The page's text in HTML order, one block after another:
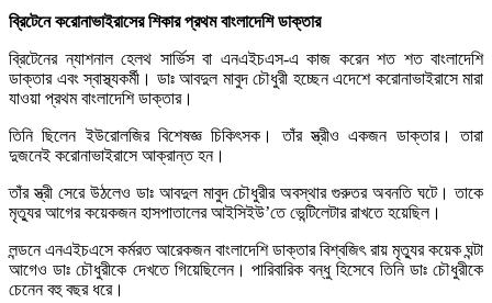
ব্রিটেনে করোনাভাইরাসের শিকার প্রথম বাংলাদেশি ডাক্তার
ব্রিটেনের ন্যাশনাল হেলথ সার্ভিস বা এনএইচএস-এ কাজ করেন শত শত বাংলাদেশি
ডাক্তার এবং স্বাস্থ্যকর্মী। ডাঃ আবদুল মাবুদ চৌধুরী হচ্ছেন এদেশে করোনাভাইরাসে মারা
যাওয়া প্রথম বাংলাদেশি ডাক্তার।
তিনি ছিলেন ইউরোলজির বিশেষজ্ঞ চিকিৎসক। তাঁর স্ত্রীও একজন ডাক্তার। তারা
দুজনেই করোনাভাইরাসে আক্রান্ত হন।
তাঁর স্ত্রী সেরে উঠলেও ডাঃ আবদুল মাবুদ চৌধুরীর অবস্থার গুরুতর অবনতি ঘটে। তাকে
মৃত্যুর আগের কয়েকজন হাসপাতালের আইসিইউ‌’তে ভেন্টিলেটার রাখতে হয়েছিল।
লন্ডনে এনএইচএসে কর্মরত আরেকজন বাংলাদেশি ডাক্তার বিশ্বজিৎ রায় মৃত্যুর কয়েক ঘন্টা
আগেও ডাঃ চৌধুরীকে দেখতে গিয়েছিলেন। পারিবারিক বন্ধু হিসেবে তিনি ডাঃ চৌধুরীকে
চেনেন বহু বছর ধরে।